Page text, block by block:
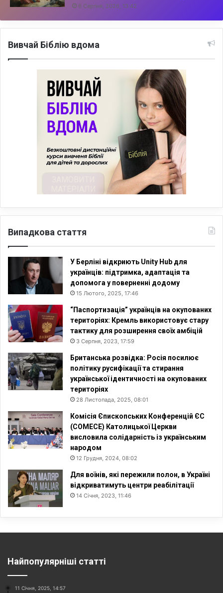
6 Серпня, 2026, 13:42
Вивчай Біблію вдома
Випадкова стаття
У Берліні відкриють Unity Hub для
українців: підтримка, адаптація та
допомога у поверненні додому
15 Лютого, 2025, 17:46
“Паспортизація” українців на окупованих
територіях: Кремль використовує стару
тактику для розширення своїх амбіцій
3 Серпня, 2023, 17:59
Британська розвідка: Росія посилює
політику русифікації та стирання
української ідентичності на окупованих
територіях
28 Листопада, 2025, 08:01
Комісія Єпископських Конференцій ЄС
(COMECE) Католицької Церкви
висловила солідарність із українським
народом
12 Грудня, 2024, 08:02
Для воїнів, які пережили полон, в Україні
відкриватимуть центри реабілітації
14 Січня, 2023, 11:46
Найпопулярніші статті
11 Січня, 2025, 14:57